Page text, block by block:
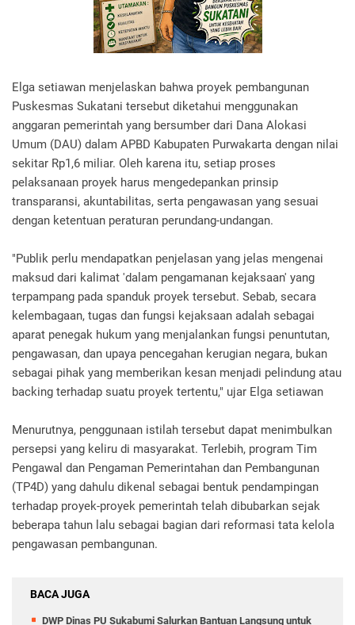
Elga setiawan menjelaskan bahwa proyek pembangunan
Puskesmas Sukatani tersebut diketahui menggunakan
anggaran pemerintah yang bersumber dari Dana Alokasi
Umum (DAU) dalam APBD Kabupaten Purwakarta dengan nilai
sekitar Rp1,6 miliar. Oleh karena itu, setiap proses
pelaksanaan proyek harus mengedepankan prinsip
transparansi, akuntabilitas, serta pengawasan yang sesuai
dengan ketentuan peraturan perundang-undangan.
"Publik perlu mendapatkan penjelasan yang jelas mengenai
maksud dari kalimat 'dalam pengamanan kejaksaan' yang
terpampang pada spanduk proyek tersebut. Sebab, secara
kelembagaan, tugas dan fungsi kejaksaan adalah sebagai
aparat penegak hukum yang menjalankan fungsi penuntutan,
pengawasan, dan upaya pencegahan kerugian negara, bukan
sebagai pihak yang memberikan kesan menjadi pelindung atau
backing terhadap suatu proyek tertentu," ujar Elga setiawan
Menurutnya, penggunaan istilah tersebut dapat menimbulkan
persepsi yang keliru di masyarakat. Terlebih, program Tim
Pengawal dan Pengaman Pemerintahan dan Pembangunan
(TP4D) yang dahulu dikenal sebagai bentuk pendampingan
terhadap proyek-proyek pemerintah telah dibubarkan sejak
beberapa tahun lalu sebagai bagian dari reformasi tata kelola
pengawasan pembangunan.
BACA JUGA
DWP Dinas PU Sukabumi Salurkan Bantuan Langsung untuk